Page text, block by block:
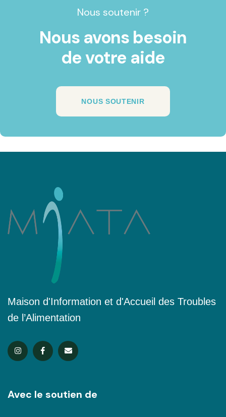
Nous soutenir ?
Nous avons besoin
de votre aide
NOUS SOUTENIR
Maison d'Information et d'Accueil des Troubles
de l’Alimentation
Avec le soutien de